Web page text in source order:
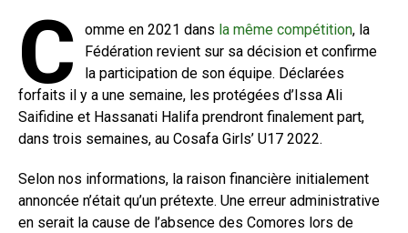
C omme en 2021 dans la même compétition, la
Fédération revient sur sa décision et confirme
la participation de son équipe. Déclarées
forfaits il y a une semaine, les protégées d’Issa Ali
Saifidine et Hassanati Halifa prendront finalement part,
dans trois semaines, au Cosafa Girls’ U17 2022.
Selon nos informations, la raison financière initialement
annoncée n’était qu’un prétexte. Une erreur administrative
en serait la cause de l’absence des Comores lors de